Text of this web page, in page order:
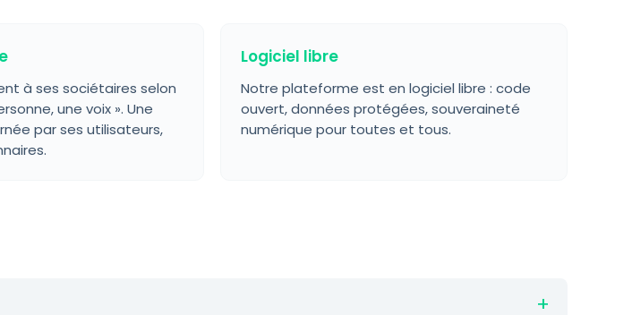
à ses sociétaires selon
une voix ». Une
par ses utilisateurs,
Logiciel libre
Notre plateforme est en logiciel libre : code
ouvert, données protégées, souveraineté
numérique pour toutes et tous.